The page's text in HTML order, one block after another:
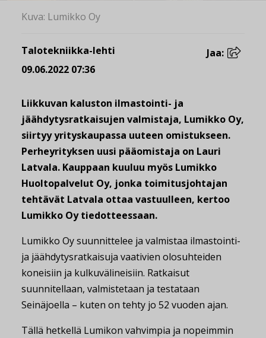
Kuva: Lumikko Oy
Talotekniikka-lehti
09.06.2022 07:36
Jaa:
Liikkuvan kaluston ilmastointi- ja
jäähdytysratkaisujen valmistaja, Lumikko Oy,
siirtyy yrityskaupassa uuteen omistukseen.
Perheyrityksen uusi pääomistaja on Lauri
Latvala. Kauppaan kuuluu myös Lumikko
Huoltopalvelut Oy, jonka toimitusjohtajan
tehtävät Latvala ottaa vastuulleen, kertoo
Lumikko Oy tiedotteessaan.
Lumikko Oy suunnittelee ja valmistaa ilmastointi-
ja jäähdytysratkaisuja vaativien olosuhteiden
koneisiin ja kulkuvälineisiin. Ratkaisut
suunnitellaan, valmistetaan ja testataan
Seinäjoella – kuten on tehty jo 52 vuoden ajan.
Tällä hetkellä Lumikon vahvimpia ja nopeimmin